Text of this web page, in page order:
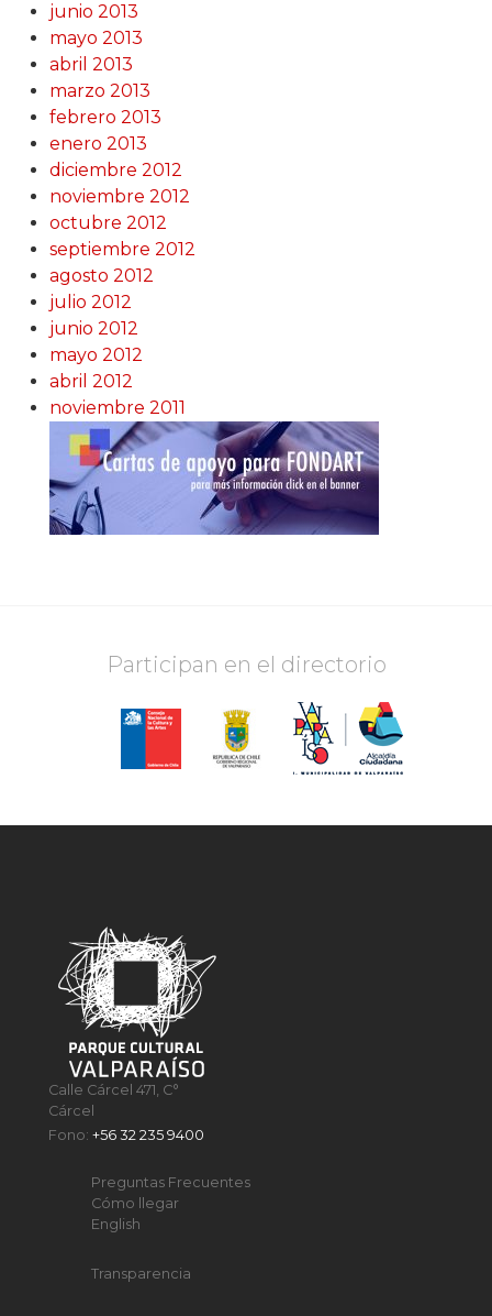
junio 2013
mayo 2013
abril 2013
marzo 2013
febrero 2013
enero 2013
diciembre 2012
noviembre 2012
octubre 2012
septiembre 2012
agosto 2012
julio 2012
junio 2012
mayo 2012
abril 2012
noviembre 2011
Participan en el directorio
Calle Cárcel 471, C°
Cárcel
Fono:+56 32 235 9400
Preguntas Frecuentes
Cómo llegar
English
Transparencia